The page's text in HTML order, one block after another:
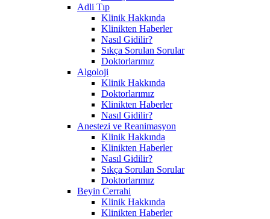
Adli Tıp
Klinik Hakkında
Klinikten Haberler
Nasıl Gidilir?
Sıkça Sorulan Sorular
Doktorlarımız
Algoloji
Klinik Hakkında
Doktorlarımız
Klinikten Haberler
Nasıl Gidilir?
Anestezi ve Reanimasyon
Klinik Hakkında
Klinikten Haberler
Nasıl Gidilir?
Sıkça Sorulan Sorular
Doktorlarımız
Beyin Cerrahi
Klinik Hakkında
Klinikten Haberler